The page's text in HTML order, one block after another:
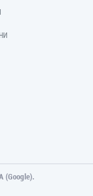
(Google).